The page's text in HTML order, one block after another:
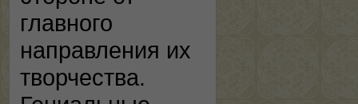
главного
направления их
творчества.